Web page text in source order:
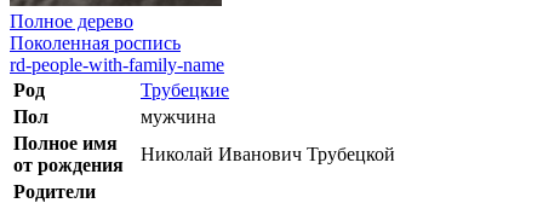
Полное дерево
Поколенная роспись
rd-people-with-family-name
Род
Трубецкие
Пол
мужчина
Полное имя
от рождения
Николай Иванович Трубецкой
Родители